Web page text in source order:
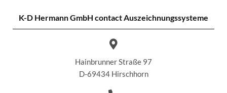
K-D Hermann GmbH contact Auszeichnungssysteme
Hainbrunner Straße 97
D-69434 Hirschhorn